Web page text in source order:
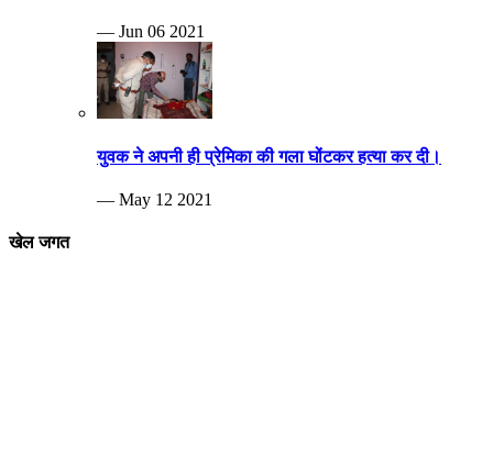
— Jun 06 2021
युवक ने अपनी ही प्रेमिका की गला घोंटकर हत्या कर दी।
— May 12 2021
खेल जगत